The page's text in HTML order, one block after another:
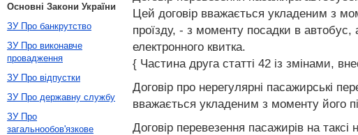
Цей договір вважається укладеним з
проїзду, - з моменту посадки в автобус,
електронного квитка.
{ Частина друга статті 42 із змінами,
Договір про нерегулярні пасажирські
вважається укладеним з моменту його
Договір перевезення пасажирів на
Основні Закони України
ЗУ Про банкрутство
ЗУ Про виконавче
провадження
ЗУ Про відпустки
ЗУ Про державну службу
ЗУ Про
загальнообов'язкове